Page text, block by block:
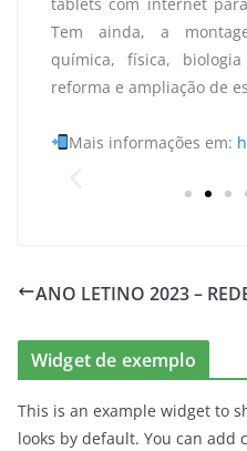
Tem ainda, a
química, física,
reforma e ampliação de
Mais informações em:
ANO LETINO 2023 –
Widget de exemplo
This is an example widget to
looks by default. You can add